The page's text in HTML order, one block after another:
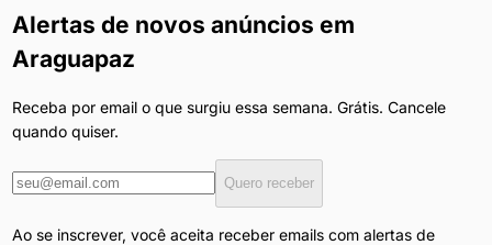
Alertas de novos anúncios em
Araguapaz
Receba por email o que surgiu essa semana. Grátis. Cancele
quando quiser.
Quero receber
Ao se inscrever, você aceita receber emails com alertas de